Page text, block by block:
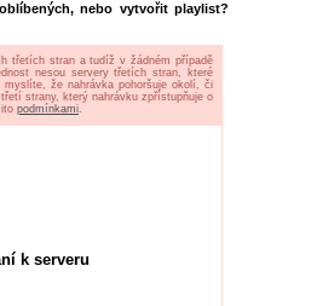
nebo vytvořit playlist?
třetích stran a tudíž v žádném případě
nesou servery třetích stran, které
že nahrávka pohoršuje okolí, či
strany, který nahrávku zpřístupňuje o
podmínkami.
k serveru